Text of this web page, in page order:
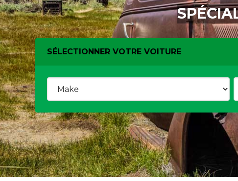
SÉLECTIONNER VOTRE VOITURE